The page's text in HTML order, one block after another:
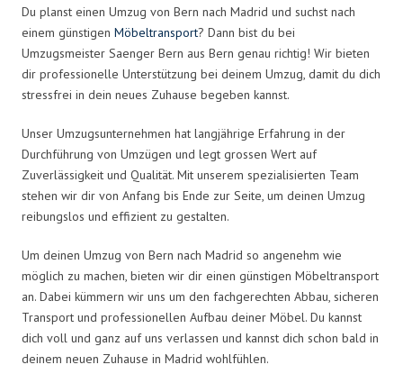
Du planst einen Umzug von Bern nach Madrid und suchst nach
einem günstigen Möbeltransport? Dann bist du bei
Umzugsmeister Saenger Bern aus Bern genau richtig! Wir bieten
dir professionelle Unterstützung bei deinem Umzug, damit du dich
stressfrei in dein neues Zuhause begeben kannst.
Unser Umzugsunternehmen hat langjährige Erfahrung in der
Durchführung von Umzügen und legt grossen Wert auf
Zuverlässigkeit und Qualität. Mit unserem spezialisierten Team
stehen wir dir von Anfang bis Ende zur Seite, um deinen Umzug
reibungslos und effizient zu gestalten.
Um deinen Umzug von Bern nach Madrid so angenehm wie
möglich zu machen, bieten wir dir einen günstigen Möbeltransport
an. Dabei kümmern wir uns um den fachgerechten Abbau, sicheren
Transport und professionellen Aufbau deiner Möbel. Du kannst
dich voll und ganz auf uns verlassen und kannst dich schon bald in
deinem neuen Zuhause in Madrid wohlfühlen.